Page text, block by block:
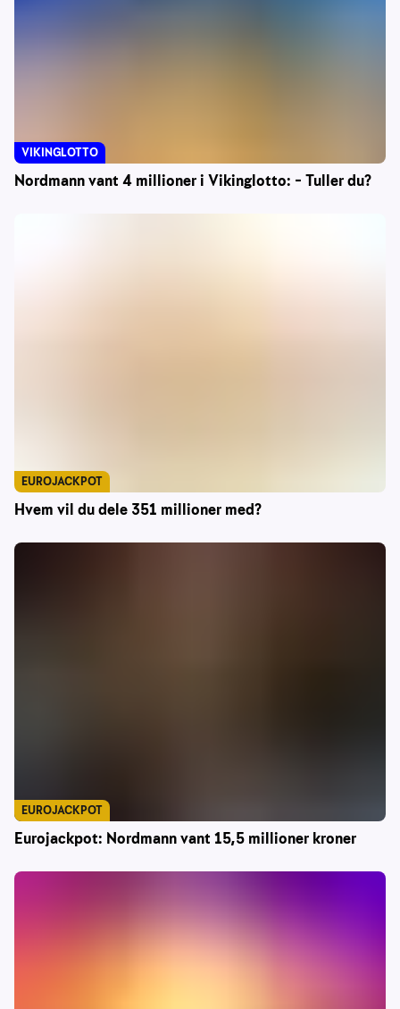
Nordmann vant 4 millioner i Vikinglotto: – Tuller du?
VIKINGLOTTO
Hvem vil du dele 351 millioner med?
EUROJACKPOT
Eurojackpot: Nordmann vant 15,5 millioner kroner
EUROJACKPOT